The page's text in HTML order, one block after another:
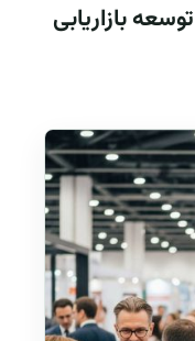
بازاریابی